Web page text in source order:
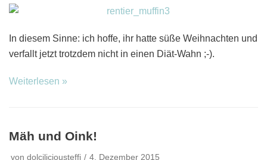
In diesem Sinne: ich hoffe, ihr hatte süße Weihnachten und
verfallt jetzt trotzdem nicht in einen Diät-Wahn ;-).
Weiterlesen »
Mäh und Oink!
von dolciliciousteffi 4. Dezember 2015